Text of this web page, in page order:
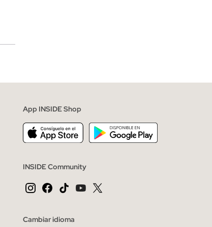
App INSIDE Shop
INSIDE Community
Cambiar idioma